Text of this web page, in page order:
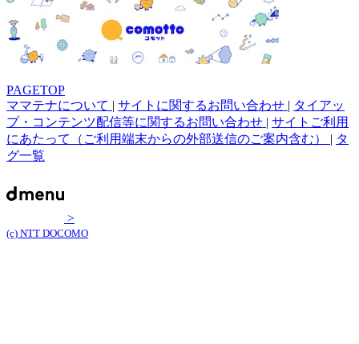
PAGETOP
ママテナについて | サイトに関するお問い合わせ | タイアッ
プ・コンテンツ配信等に関するお問い合わせ | サイトご利用
にあたって（ご利用端末からの外部送信のご案内含む） | タ
グ一覧
>
(c) NTT DOCOMO